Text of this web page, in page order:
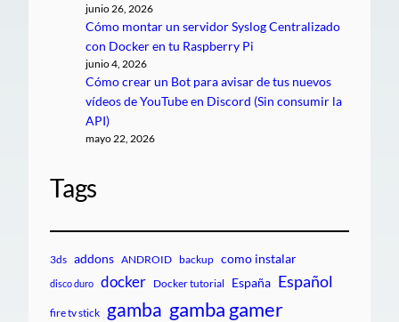
junio 26, 2026
Cómo montar un servidor Syslog Centralizado
con Docker en tu Raspberry Pi
junio 4, 2026
Cómo crear un Bot para avisar de tus nuevos
vídeos de YouTube en Discord (Sin consumir la
API)
mayo 22, 2026
Tags
3ds addons ANDROID backup como instalar
disco duro docker Docker tutorial España Español
fire tv stick gamba gamba gamer